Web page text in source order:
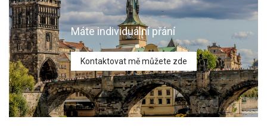
Máte individuální přání
Kontaktovat mě můžete zde